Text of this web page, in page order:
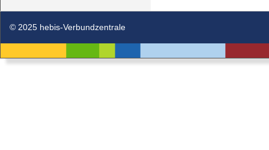
© 2025 hebis-Verbundzentrale